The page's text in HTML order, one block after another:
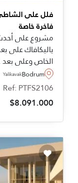
فلل على
فاخرة خاصة
مشروع على
ياليكافاك
الخاص وعلى بعد
يمكن القول إن
بودروم.
Bodrum
Yalikavak
Ref: PTFS2106
$8.091.000
Recommended